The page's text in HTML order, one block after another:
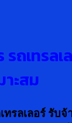
รถเทรล
ะสม
ทรลเลอร์ รับ